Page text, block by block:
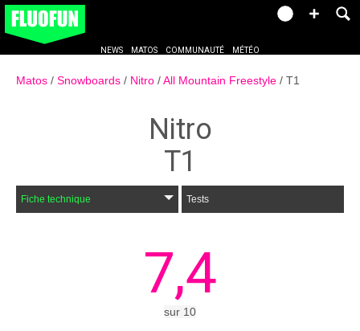
NEWS MATOS COMMUNAUTÉ MÉTÉO
Matos Snowboards Nitro All Mountain Freestyle T1
Nitro
T1
Fiche technique Tests
7,4
sur 10